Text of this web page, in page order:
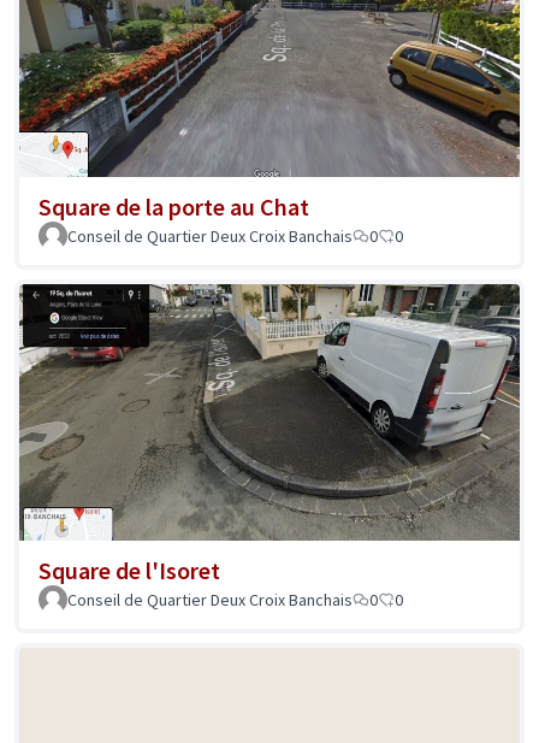
Square de la porte au Chat
Conseil de Quartier Deux Croix Banchais 0 0
Square de l'Isoret
Conseil de Quartier Deux Croix Banchais 0 0